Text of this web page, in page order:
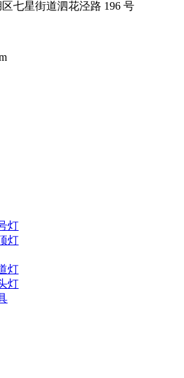
七星街道泗花泾路 196 号
灯
灯
灯
灯